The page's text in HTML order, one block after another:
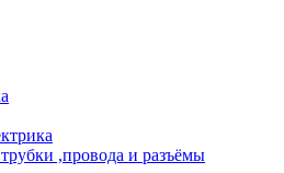
,провода и разъёмы